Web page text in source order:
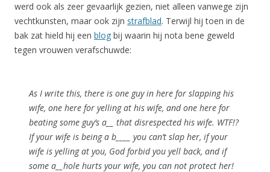
werd ook als zeer gevaarlijk gezien, niet alleen vanwege zijn
vechtkunsten, maar ook zijn strafblad. Terwijl hij toen in de
bak zat hield hij een blog bij waarin hij nota bene geweld
tegen vrouwen verafschuwde:
As I write this, there is one guy in here for slapping his
wife, one here for yelling at his wife, and one here for
beating some guy’s a__ that disrespected his wife. WTF!?
If your wife is being a b____ you can’t slap her, if your
wife is yelling at you, God forbid you yell back, and if
some a__hole hurts your wife, you can not protect her!